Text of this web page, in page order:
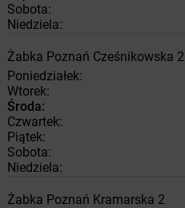
Sobota:
Niedziela:
Żabka Poznań Cześnikowska 2
Poniedziałek:
Wtorek:
Środa:
Czwartek:
Piątek:
Sobota:
Niedziela:
Żabka Poznań Kramarska 2